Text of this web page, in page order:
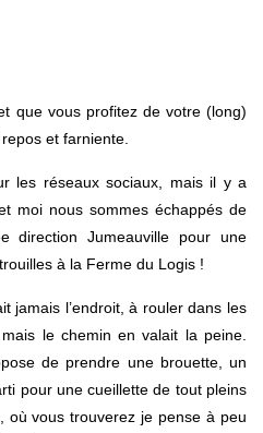
que vous profitez de votre (long)
et farniente.
les réseaux sociaux, mais il y a
moi nous sommes échappés de
direction Jumeauville pour une
à la Ferme du Logis !
jamais l’endroit, à rouler dans les
le chemin en valait la peine.
de prendre une brouette, un
pour une cueillette de tout pleins
où vous trouverez je pense à peu